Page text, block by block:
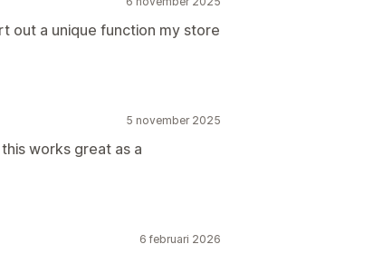
out a unique function my store
5 november 2025
works great as a
6 februari 2026